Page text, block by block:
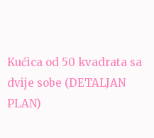
Navigacija
članaka
Kućica od 50 kvadrata sa
dvije sobe (DETALJAN
PLAN)